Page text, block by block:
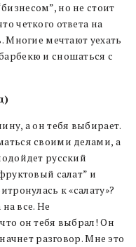
но не стоит
четкого ответа на
Многие мечтают уехать
и сношаться с
а он тебя выбирает.
своими делами, а
русский
салат” и
к «салату»?
все. Не
он тебя выбрал! Он
разговор. Мне это